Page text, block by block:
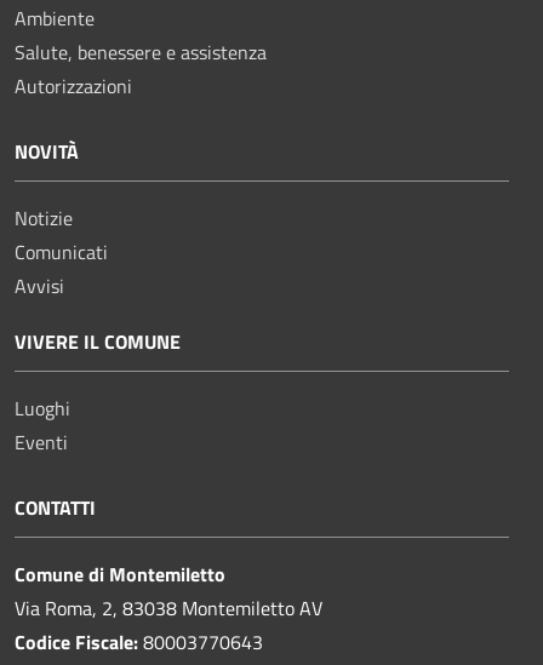
Ambiente
Salute, benessere e assistenza
Autorizzazioni
NOVITÀ
Notizie
Comunicati
Avvisi
VIVERE IL COMUNE
Luoghi
Eventi
CONTATTI
Comune di Montemiletto
Via Roma, 2, 83038 Montemiletto AV
Codice Fiscale:80003770643